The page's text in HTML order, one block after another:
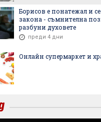
Борисов е понатежал и
закона - съмнителна
разбуни духовете
преди 4 дни
Онлайн супермаркет и